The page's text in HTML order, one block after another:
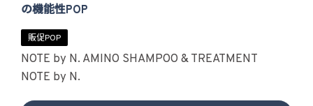
の機能性POP
販促POP
NOTE by N. AMINO SHAMPOO & TREATMENT
NOTE by N.